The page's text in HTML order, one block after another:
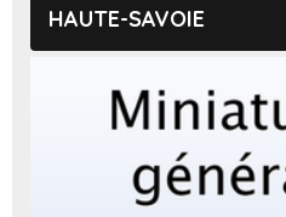
HAUTE-SAVOIE